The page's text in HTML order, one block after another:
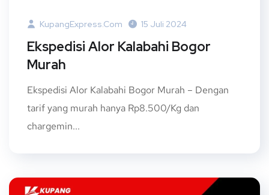
KupangExpress.com 15 Juli 2024
Ekspedisi Alor Kalabahi Bogor
Murah
Ekspedisi Alor Kalabahi Bogor Murah – Dengan
tarif yang murah hanya Rp8.500/Kg dan
chargemin...